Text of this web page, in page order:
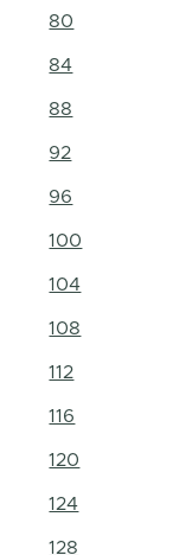
80
84
88
92
96
100
104
108
112
116
120
124
128